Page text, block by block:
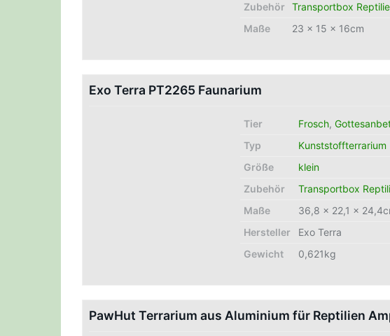
Zubehör
Transportbox
Maße
23 x 15 x 16cm
Exo Terra PT2265 Faunarium
Tier Frosch,
Typ
Kunststoffterrarium
Größe
klein
Zubehör
Transportbox
Maße
36,8 x 22,1 x
Hersteller
Exo Terra
Gewicht
0,621kg
PawHut Terrarium aus Aluminium für Reptilien